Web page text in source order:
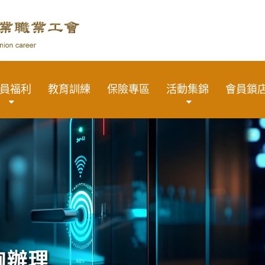
福利 教育訓練 保險專區 活動集錦 會員鎖